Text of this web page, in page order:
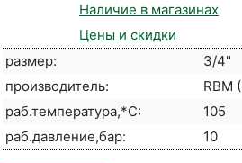
Наличие в магазинах
Цены и скидки
размер:
3/4"
производитель:
RBM
раб.температура,*С:
105
раб.давление,бар:
10